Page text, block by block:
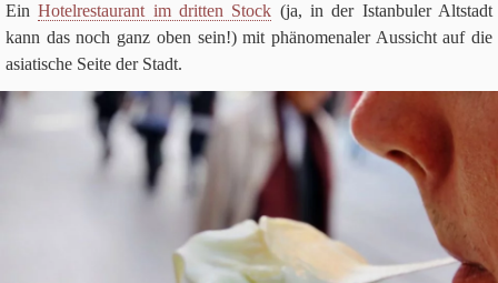
EinHotel­re­stau­rant im drit­ten Stock (ja, in der Istan­bu­ler Alt­stadt
kann das noch ganz oben sein!) mit phä­no­me­na­ler Aus­sicht auf die
asia­ti­sche Seite der Stadt.